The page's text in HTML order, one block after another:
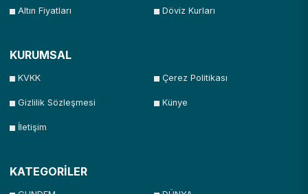
Altın Fiyatları Döviz Kurları
KURUMSAL
KVKK Çerez Politikası
Gizlilik Sözleşmesi Künye
İletişim
KATEGORİLER